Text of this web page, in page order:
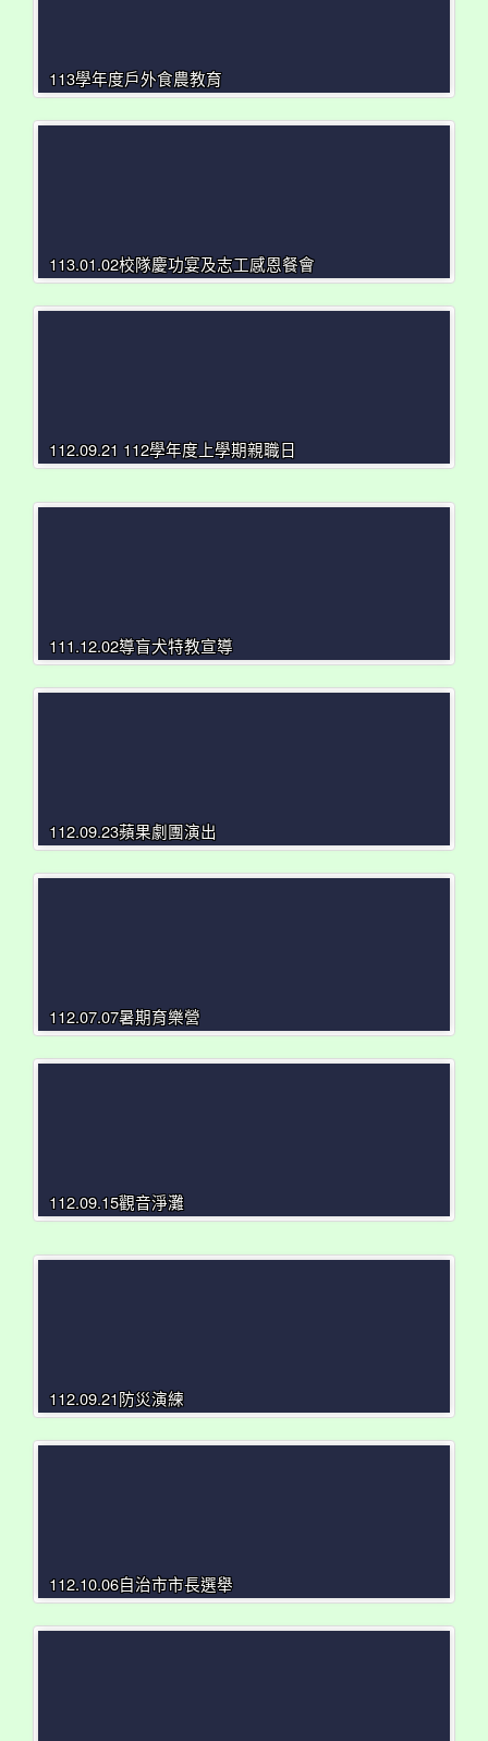
113學年度戶外食農教育
113.01.02校隊慶功宴及志工感恩餐會
112.09.21 112學年度上學期親職日
111.12.02導盲犬特教宣導
112.09.23蘋果劇團演出
112.07.07暑期育樂營
112.09.15觀音淨灘
112.09.21防災演練
112.10.06自治市市長選舉